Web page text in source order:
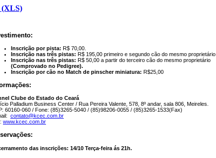
(XLS)
Inscrição por pista: R$ 70,00.
Inscrição nas três pistas: R$ 195,00 primeiro e segundo cão do mesmo proprietário
Inscrição nas três pistas: R$ 50,00 a partir do terceiro cão do mesmo proprietário
(Comprovado no Pedigree).
Inscrição por cão no Match de pinscher miniatura: R$25,00
Clube do Estado do Ceará
Palladium Business Center / Rua Pereira Valente, 578, 8º andar, sala 806, Meireles.
60160-060 / Fone: (85)3265-5040 / (85)98206-0055 / (85)3265-1533(Fax)
contato@kcec.com.br
www.kcec.com.br
das inscrições: 14/10 Terça-feira ás 21h.